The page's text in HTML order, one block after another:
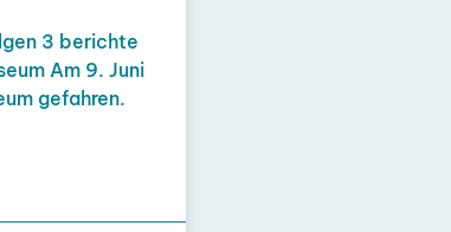
3 berichte
Am 9. Juni
gefahren.